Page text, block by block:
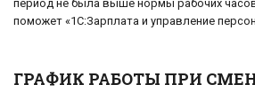
период не была выше нормы рабочих
поможет «1С:Зарплата и управление
ГРАФИК РАБОТЫ ПРИ